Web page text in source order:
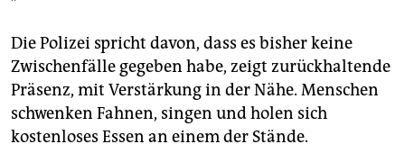
Die Polizei spricht davon, dass es bisher keine
Zwischenfälle gegeben habe, zeigt zurückhaltende
Präsenz, mit Verstärkung in der Nähe. Menschen
schwenken Fahnen, singen und holen sich
kostenloses Essen an einem der Stände.